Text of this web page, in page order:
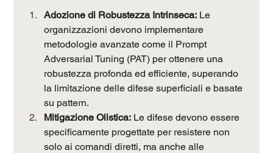
Adozione di Robustezza Intrinseca: Le
organizzazioni devono implementare
metodologie avanzate come il Prompt
Adversarial Tuning (PAT) per ottenere una
robustezza profonda ed efficiente, superando
la limitazione delle difese superficiali e basate
su pattern.
Mitigazione Olistica: Le difese devono essere
specificamente progettate per resistere non
solo ai comandi diretti, ma anche alle